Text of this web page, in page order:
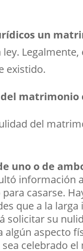
un
existido.
matrimonio
del
uno o de
información
casarse.
que a la
su
algún aspecto
celebrado